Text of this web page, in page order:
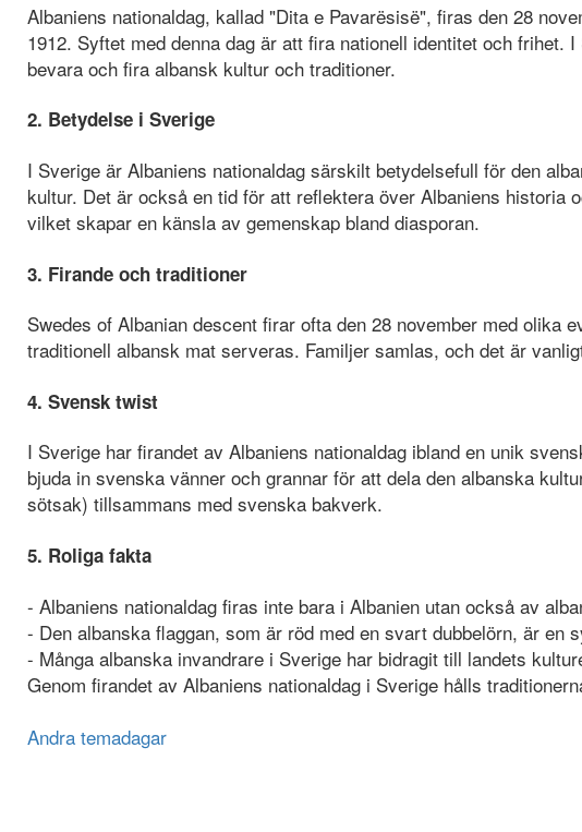
Albaniens nationaldag, kallad "Dita e Pavarësisë", firas den 28
1912. Syftet med denna dag är att fira nationell identitet och
bevara och fira albansk kultur och traditioner.
2. Betydelse i Sverige
I Sverige är Albaniens nationaldag särskilt betydelsefull för den
kultur. Det är också en tid för att reflektera över Albaniens historia
vilket skapar en känsla av gemenskap bland diasporan.
3. Firande och traditioner
Swedes of Albanian descent firar ofta den 28 november med
traditionell albansk mat serveras. Familjer samlas, och det är
4. Svensk twist
I Sverige har firandet av Albaniens nationaldag ibland en unik
bjuda in svenska vänner och grannar för att dela den albanska
sötsak) tillsammans med svenska bakverk.
5. Roliga fakta
- Albaniens nationaldag firas inte bara i Albanien utan också av
- Den albanska flaggan, som är röd med en svart dubbelörn, är
- Många albanska invandrare i Sverige har bidragit till landets
Genom firandet av Albaniens nationaldag i Sverige hålls
Andra temadagar